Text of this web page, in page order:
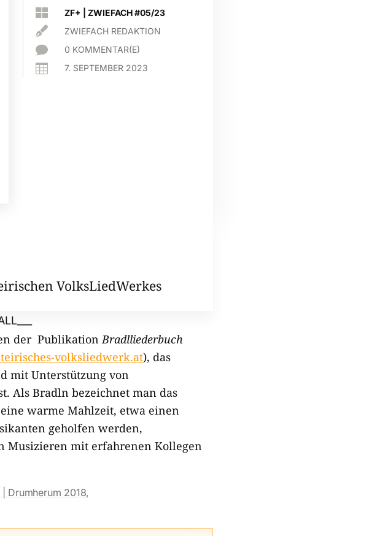
 ZF+ ZWIEFACH #05/23
 ZWIEFACH REDAKTION
 0 KOMMENTAR(E)
 7. SEPTEMBER 2023
VolksLiedWerkes
der PublikationBradlliederbuch
volksliedwerk.at), das
mit Unterstützung von
Als Bradln bezeichnet man das
warme Mahlzeit, etwa einen
geholfen werden,
Musizieren mit erfahrenen Kollegen
Drumherum 2018,